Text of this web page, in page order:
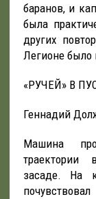
баранов, и
была
других
Легионе было
«РУЧЕЙ» В
Геннадий
Машина
траектории
засаде. На